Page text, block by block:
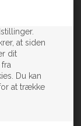
at siden
dit
Du kan
at trække